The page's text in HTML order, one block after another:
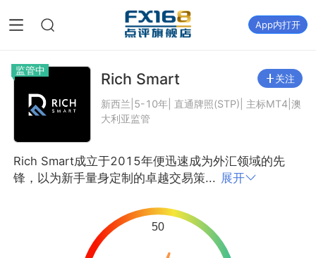
App内打开
监管中 Rich Smart 关注
新西兰|5-10年| 直通牌照(STP)| 主标MT4|澳
大利亚监管
Rich Smart成立于2015年便迅速成为外汇领域的先
锋，以为新手量身定制的卓越交易策... 展开